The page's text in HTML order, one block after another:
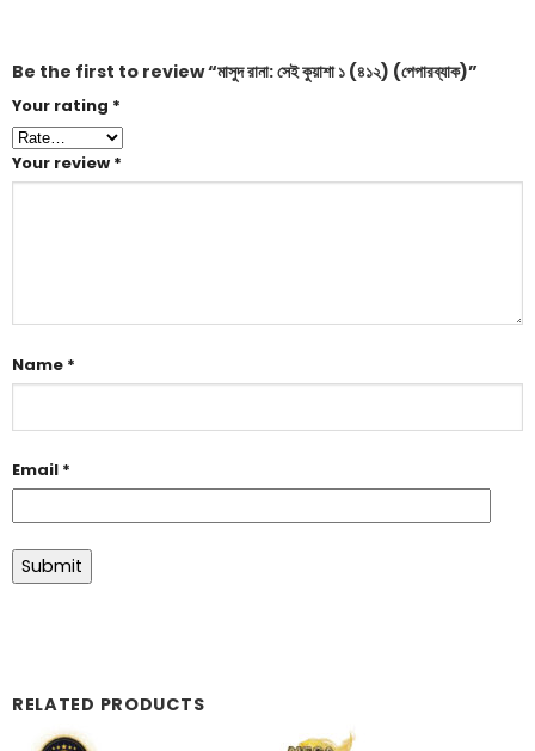
Be the first to review “মাসুদ রানা: সেই কুয়াশা ১ (৪১২) (পেপারব্যাক)”
Your rating *
Your review *
Name *
Email *
RELATED PRODUCTS